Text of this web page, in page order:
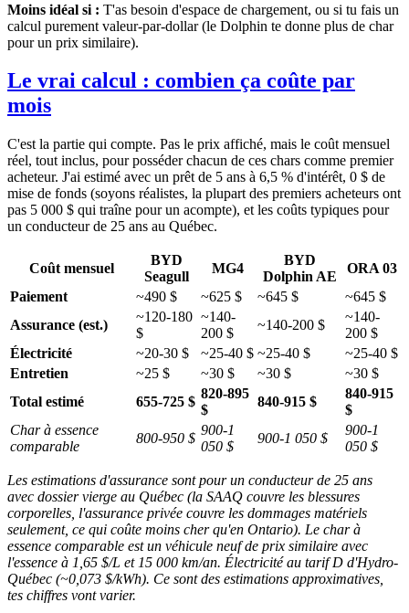
Moins idéal si : T'as besoin d'espace de chargement, ou si tu fais un
calcul purement valeur-par-dollar (le Dolphin te donne plus de char
pour un prix similaire).
Le vrai calcul : combien ça coûte par
mois
C'est la partie qui compte. Pas le prix affiché, mais le coût mensuel
réel, tout inclus, pour posséder chacun de ces chars comme premier
acheteur. J'ai estimé avec un prêt de 5 ans à 6,5 % d'intérêt, 0 $ de
mise de fonds (soyons réalistes, la plupart des premiers acheteurs ont
pas 5 000 $ qui traîne pour un acompte), et les coûts typiques pour
un conducteur de 25 ans au Québec.
Coût mensuel
BYD
Seagull
MG4
BYD
Dolphin AE
ORA 03
Paiement
~490 $ ~625 $ ~645 $
~645 $
Assurance (est.)
~120-180
$
~140-
200 $
~140-200 $
~140-
200 $
Électricité
~20-30 $ ~25-40 $ ~25-40 $
~25-40 $
Entretien
~25 $ ~30 $ ~30 $
~30 $
Total estimé
655-725 $
820-895
$
840-915 $
840-915
$
Char à essence
comparable
800-950 $
900-1
050 $
900-1 050 $
900-1
050 $
Les estimations d'assurance sont pour un conducteur de 25 ans
avec dossier vierge au Québec (la SAAQ couvre les blessures
corporelles, l'assurance privée couvre les dommages matériels
seulement, ce qui coûte moins cher qu'en Ontario). Le char à
essence comparable est un véhicule neuf de prix similaire avec
l'essence à 1,65 $/L et 15 000 km/an. Électricité au tarif D d'Hydro-
Québec (~0,073 $/kWh). Ce sont des estimations approximatives,
tes chiffres vont varier.